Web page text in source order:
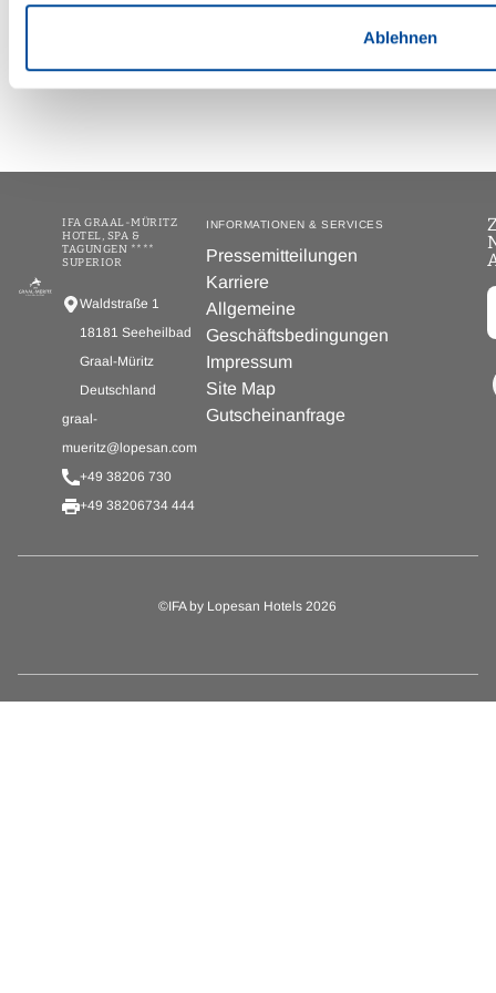
Ablehnen
IFA GRAAL-MÜRITZ
HOTEL, SPA &
TAGUNGEN ****
SUPERIOR
Waldstraße 1
18181 Seeheilbad
Graal-Müritz
Deutschland
graal-
mueritz@lopesan.com
+49 38206 730
+49 38206734 444
INFORMATIONEN & SERVICES
Pressemitteilungen
Karriere
Allgemeine
Geschäftsbedingungen
Impressum
Site Map
Gutscheinanfrage
©IFA by Lopesan Hotels 2026